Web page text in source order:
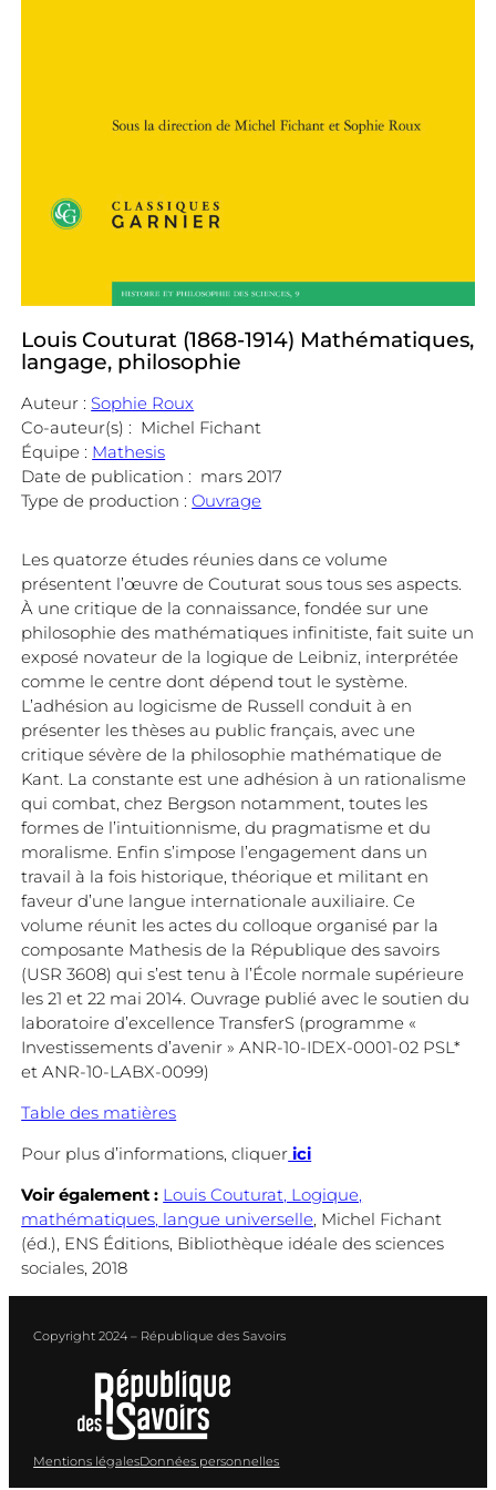
Louis Couturat (1868-1914) Mathématiques,
langage, philosophie
Auteur : Sophie Roux
Co-auteur(s) : Michel Fichant
Équipe : Mathesis
Date de publication : mars 2017
Type de production :Ouvrage
Les quatorze études réunies dans ce volume
présentent l’œuvre de Couturat sous tous ses aspects.
À une critique de la connaissance, fondée sur une
philosophie des mathématiques infinitiste, fait suite un
exposé novateur de la logique de Leibniz, interprétée
comme le centre dont dépend tout le système.
L’adhésion au logicisme de Russell conduit à en
présenter les thèses au public français, avec une
critique sévère de la philosophie mathématique de
Kant. La constante est une adhésion à un rationalisme
qui combat, chez Bergson notamment, toutes les
formes de l’intuitionnisme, du pragmatisme et du
moralisme. Enfin s’impose l’engagement dans un
travail à la fois historique, théorique et militant en
faveur d’une langue internationale auxiliaire. Ce
volume réunit les actes du colloque organisé par la
composante Mathesis de la République des savoirs
(USR 3608) qui s’est tenu à l’École normale supérieure
les 21 et 22 mai 2014. Ouvrage publié avec le soutien du
laboratoire d’excellence TransferS (programme «
Investissements d’avenir » ANR-10-IDEX-0001-02 PSL*
et ANR-10-LABX-0099)
Table des matières
Pour plus d’informations, cliquer ici
Voir également : Louis Couturat, Logique,
mathématiques, langue universelle, Michel Fichant
(éd.), ENS Éditions, Bibliothèque idéale des sciences
sociales, 2018
Copyright 2024 – République des Savoirs
Mentions légalesDonnées personnelles